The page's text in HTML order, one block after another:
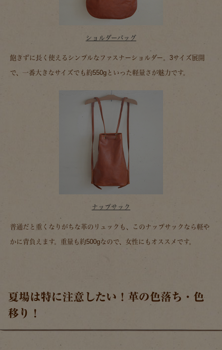
ショルダーバッグ
飽きずに長く使えるシンプルなファスナーショルダー。3サイズ展開
で、一番大きなサイズでも約550gといった軽量さが魅力です。
ナップサック
普通だと重くなりがちな革のリュックも、このナップサックなら軽や
かに背負えます。重量も約500gなので、女性にもオススメです。
夏場は特に注意したい！革の色落ち・色
移り！